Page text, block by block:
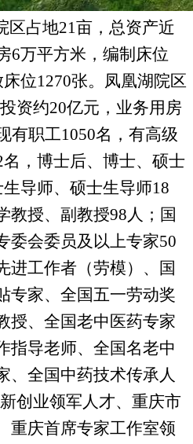
区占地21亩，总资产近
6万平方米，编制床位
位1270张。凤凰湖院区
资约20亿元，业务用房
有职工1050名，有高级
名，博士后、博士、硕士
导师、硕士生导师18
教授、副教授98人；国
委会委员及以上专家50
进工作者（劳模）、国
专家、全国五一劳动奖
授、全国老中医药专家
指导老师、全国名老中
、全国中药技术传承人
创业领军人才、重庆市
重庆首席专家工作室领